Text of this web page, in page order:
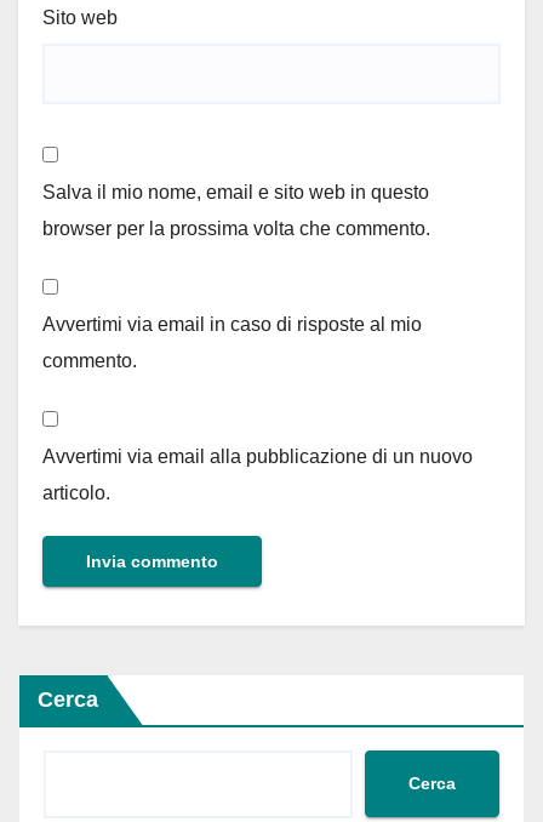
Sito web
Salva il mio nome, email e sito web in questo
browser per la prossima volta che commento.
Avvertimi via email in caso di risposte al mio
commento.
Avvertimi via email alla pubblicazione di un nuovo
articolo.
Cerca
Cerca